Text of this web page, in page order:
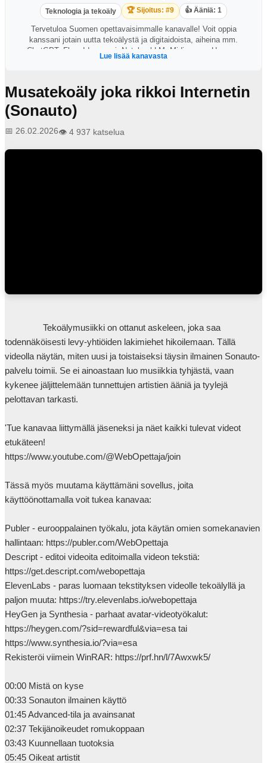
Teknologia ja tekoäly 🏆 Sijoitus: #9 👍 Ääniä: 1
Tervetuloa Suomen opettavaisimmalle kanavalle! Voit oppia
kanssani jotain uutta tekoälystä ja digitaidoista, aiheina mm.
ChatGPT, Flux, Ideogrami, NotebookLM, Midjourney, Heygen,
Synthesia, Teams, etäkokoukset, parempi tietotekniikan käyttö,
Ensimmäinen on videolla, löydät salaisen bonusvideon täältä:
https://youtu.be/d-HUZqeC5u4 Tässä vielä toinen bonusvinkki:
haluatko pienentää ikkunat edestä kurkistaaksesi työpöytää, mutta
et varsinaisesti halua tehdä siellä mitään? Paina Windows+Pilkku
pohjaan ja pidä pohjassa. Niin kauan kun ne ovat alhaalla näet
työpöytäsi ja kun vapautat ne, ikkunat palaavat taas eteen.
Lue lisää kanavasta
Musatekoäly joka rikkoi Internetin
(Sonauto)
📅 26.02.2026👁️ 4 937 katselua
todennäköisesti levy-yhtiöiden lakimiehet hikoilemaan. Tällä
videolla näytän, miten uusi ja toistaiseksi täysin ilmainen Sonauto-
palvelu toimii. Se ei ainoastaan luo musiikkia tyhjästä, vaan
kykenee jäljittelemään tunnettujen artistien ääniä ja tyylejä
pelottavan tarkasti.
'Tue kanavaa liittymällä jäseneksi ja näet kaikki tulevat videot
etukäteen!
https://www.youtube.com/@WebOpettaja/join
Tässä myös muutama käyttämäni sovellus, joita
käyttöönottamalla voit tukea kanavaa:
Publer - eurooppalainen työkalu, jota käytän omien somekanavien
hallintaan: https://publer.com/WebOpettaja
Descript - editoi videoita editoimalla videon tekstiä:
https://get.descript.com/webopettaja
ElevenLabs - paras luomaan tekstityksen videolle tekoälyllä ja
paljon muuta: https://try.elevenlabs.io/webopettaja
HeyGen ja Synthesia - parhaat avatar-videotyökalut:
https://heygen.com/?sid=rewardful&via=esa tai
https://www.synthesia.io/?via=esa
Rekisteröi viimein WinRAR: https://prf.hn/l/7Awxwk5/
00:00 Mistä on kyse
00:33 Sonauton ilmainen käyttö
01:45 Advanced-tila ja avainsanat
02:37 Tekijänoikeudet romukoppaan
03:43 Kuunnellaan tuotoksia
05:45 Oikeat artistit